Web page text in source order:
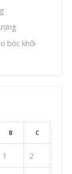
bóc khối
B C
1 2